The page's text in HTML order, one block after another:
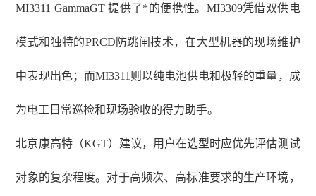
MI3311 GammaGT 提供了*的便携性。MI3309凭借双供电
模式和独特的PRCD防跳闸技术，在大型机器的现场维护
中表现出色；而MI3311则以纯电池供电和极轻的重量，成
为电工日常巡检和现场验收的得力助手。
北京康高特（KGT）建议，用户在选型时应优先评估测试
对象的复杂程度。对于高频次、高标准要求的生产环境，